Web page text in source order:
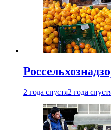
2 года спустя2 года